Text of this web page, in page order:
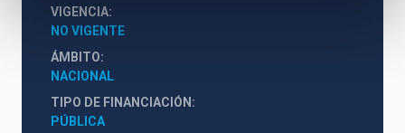
VIGENCIA
NO VIGENTE
ÁMBITO
NACIONAL
TIPO DE FINANCIACIÓN
PÚBLICA